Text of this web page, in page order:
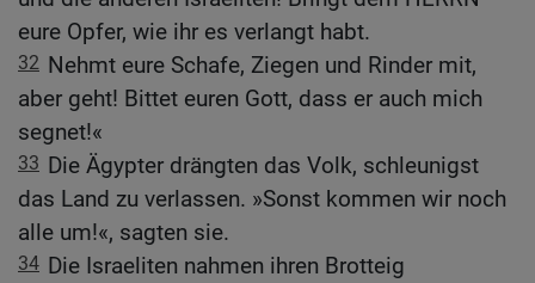
eure Opfer, wie ihr es verlangt habt.
32 Nehmt eure Schafe, Ziegen und Rinder mit,
aber geht! Bittet euren Gott, dass er auch mich
segnet!«
33 Die Ägypter drängten das Volk, schleunigst
das Land zu verlassen. »Sonst kommen wir noch
alle um!«, sagten sie.
34 Die Israeliten nahmen ihren Brotteig